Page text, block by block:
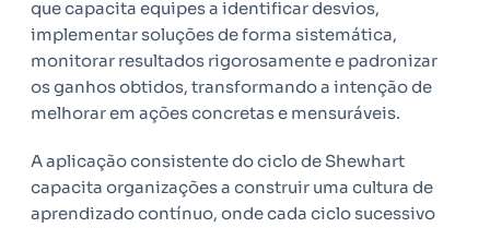
que capacita equipes a identificar desvios,
implementar soluções de forma sistemática,
monitorar resultados rigorosamente e padronizar
os ganhos obtidos, transformando a intenção de
melhorar em ações concretas e mensuráveis.
A aplicação consistente do ciclo de Shewhart
capacita organizações a construir uma cultura de
aprendizado contínuo, onde cada ciclo sucessivo